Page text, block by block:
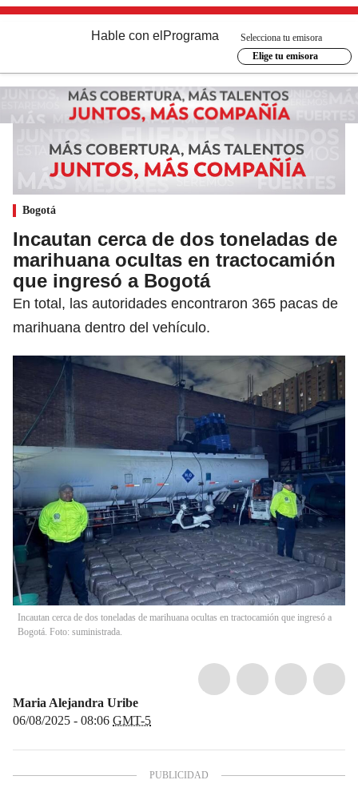
Hable con el Programa
Selecciona tu emisora
Elige tu emisora
Bogotá
Incautan cerca de dos toneladas de
marihuana ocultas en tractocamión
que ingresó a Bogotá
En total, las autoridades encontraron 365 pacas de
marihuana dentro del vehículo.
Incautan cerca de dos toneladas de marihuana ocultas en tractocamión que ingresó a
Bogotá. Foto: suministrada.
Maria Alejandra Uribe
06/08/2025 - 08:06 GMT-5